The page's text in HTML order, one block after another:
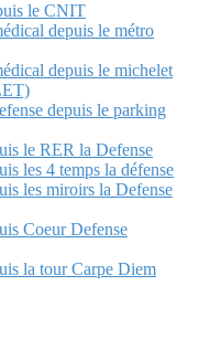
le CNIT
depuis le métro
depuis le michelet
depuis le parking
le RER la Defense
les 4 temps la défense
les miroirs la Defense
Coeur Defense
la tour Carpe Diem